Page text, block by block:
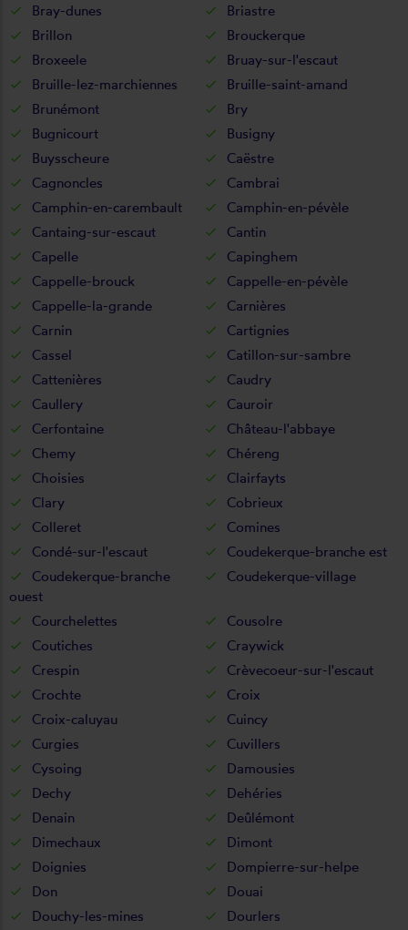
Bray-dunes
Briastre
Brillon
Brouckerque
Broxeele
Bruay-sur-l'escaut
Bruille-lez-marchiennes
Bruille-saint-amand
Brunémont
Bry
Bugnicourt
Busigny
Buysscheure
Caëstre
Cagnoncles
Cambrai
Camphin-en-carembault
Camphin-en-pévèle
Cantaing-sur-escaut
Cantin
Capelle
Capinghem
Cappelle-brouck
Cappelle-en-pévèle
Cappelle-la-grande
Carnières
Carnin
Cartignies
Cassel
Catillon-sur-sambre
Cattenières
Caudry
Caullery
Cauroir
Cerfontaine
Château-l'abbaye
Chemy
Chéreng
Choisies
Clairfayts
Clary
Cobrieux
Colleret
Comines
Condé-sur-l'escaut
Coudekerque-branche est
Coudekerque-branche
ouest
Coudekerque-village
Courchelettes
Cousolre
Coutiches
Craywick
Crespin
Crèvecoeur-sur-l'escaut
Crochte
Croix
Croix-caluyau
Cuincy
Curgies
Cuvillers
Cysoing
Damousies
Dechy
Dehéries
Denain
Deûlémont
Dimechaux
Dimont
Doignies
Dompierre-sur-helpe
Don
Douai
Douchy-les-mines
Dourlers